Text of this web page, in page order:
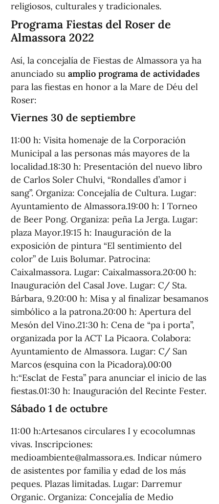
religiosos, culturales y tradicionales.
Programa Fiestas del Roser de
Almassora 2022
Así, la concejalía de Fiestas de Almassora ya ha
anunciado su amplio programa de actividades
para las fiestas en honor a la Mare de Déu del
Roser:
Viernes 30 de septiembre
11:00 h: Visita homenaje de la Corporación
Municipal a las personas más mayores de la
localidad.18:30 h: Presentación del nuevo libro
de Carlos Soler Chulvi, “Rondalles d’amor i
sang”. Organiza: Concejalía de Cultura. Lugar:
Ayuntamiento de Almassora.19:00 h: I Torneo
de Beer Pong. Organiza: peña La Jerga. Lugar:
plaza Mayor.19:15 h: Inauguración de la
exposición de pintura “El sentimiento del
color” de Luis Bolumar. Patrocina:
Caixalmassora. Lugar: Caixalmassora.20:00 h:
Inauguración del Casal Jove. Lugar: C/ Sta.
Bárbara, 9.20:00 h: Misa y al finalizar besamanos
simbólico a la patrona.20:00 h: Apertura del
Mesón del Vino.21:30 h: Cena de “pa i porta”,
organizada por la ACT La Picaora. Colabora:
Ayuntamiento de Almassora. Lugar: C/ San
Marcos (esquina con la Picadora).00:00
h:“Esclat de Festa” para anunciar el inicio de las
fiestas.01:30 h: Inauguración del Recinte Fester.
Sábado 1 de octubre
11:00 h:Artesanos circulares I y ecocolumnas
vivas. Inscripciones:
medioambiente@almassora.es. Indicar número
de asistentes por familia y edad de los más
peques. Plazas limitadas. Lugar: Darremur
Organic. Organiza: Concejalía de Medio